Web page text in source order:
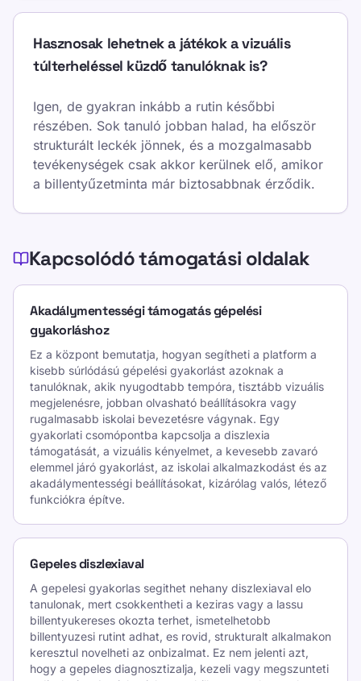
Hasznosak lehetnek a játékok a vizuális
túlterheléssel küzdő tanulóknak is?
Igen, de gyakran inkább a rutin későbbi
részében. Sok tanuló jobban halad, ha először
strukturált leckék jönnek, és a mozgalmasabb
tevékenységek csak akkor kerülnek elő, amikor
a billentyűzetminta már biztosabbnak érződik.
Kapcsolódó támogatási oldalak
Akadálymentességi támogatás gépelési
gyakorláshoz
Ez a központ bemutatja, hogyan segítheti a platform a
kisebb súrlódású gépelési gyakorlást azoknak a
tanulóknak, akik nyugodtabb tempóra, tisztább vizuális
megjelenésre, jobban olvasható beállításokra vagy
rugalmasabb iskolai bevezetésre vágynak. Egy
gyakorlati csomópontba kapcsolja a diszlexia
támogatását, a vizuális kényelmet, a kevesebb zavaró
elemmel járó gyakorlást, az iskolai alkalmazkodást és az
akadálymentességi beállításokat, kizárólag valós, létező
funkciókra építve.
Gepeles diszlexiaval
A gepelesi gyakorlas segithet nehany diszlexiaval elo
tanulonak, mert csokkentheti a keziras vagy a lassu
billentyukereses okozta terhet, ismetelhetobb
billentyuzesi rutint adhat, es rovid, strukturalt alkalmakon
keresztul novelheti az onbizalmat. Ez nem jelenti azt,
hogy a gepeles diagnosztizalja, kezeli vagy megszunteti